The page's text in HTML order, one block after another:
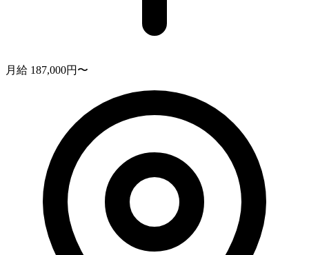
月給 187,000円〜